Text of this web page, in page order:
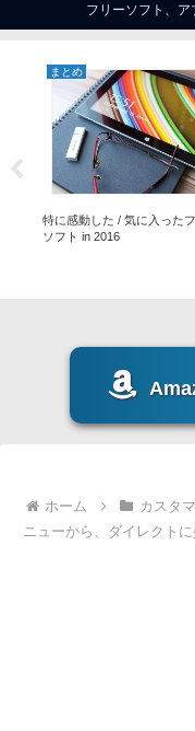
フリーソフト、ア
まとめ
特に感動した / 気に入った
ソフト in 2016
ホーム カスタ
ニューから、ダイレクト